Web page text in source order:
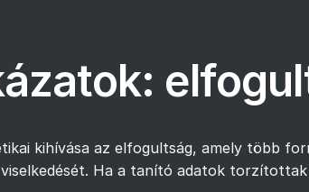
kihívása az elfogultság, amely több
Ha a tanító adatok